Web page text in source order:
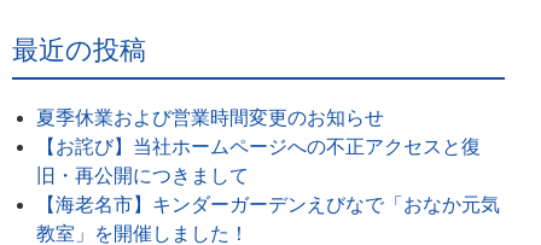
最近の投稿
夏季休業および営業時間変更のお知らせ
【お詫び】当社ホームページへの不正アクセスと復
旧・再公開につきまして
【海老名市】キンダーガーデンえびなで「おなか元気
教室」を開催しました！